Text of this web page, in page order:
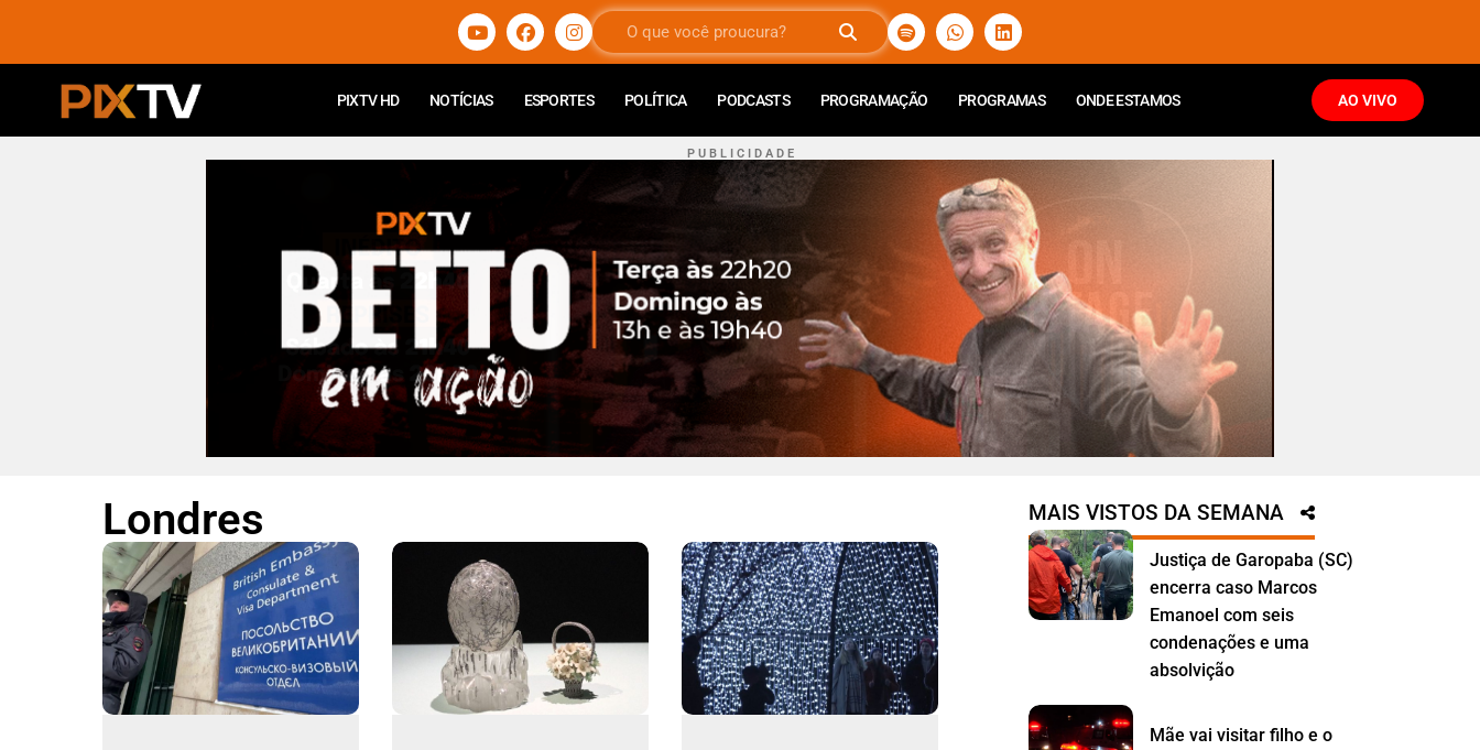
PIXTV HD NOTÍCIAS ESPORTES POLÍTICA PODCASTS PROGRAMAÇÃO PROGRAMAS ONDE ESTAMOS AO VIVO
P U B L I C I D A D E
Londres MAIS VISTOS DA SEMANA
Justiça de Garopaba (SC)
encerra caso Marcos
Emanoel com seis
condenações e uma
absolvição
Mãe vai visitar filho e o